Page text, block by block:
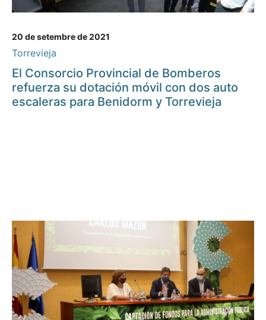
20 de setembre de 2021
Torrevieja
El Consorcio Provincial de Bomberos
refuerza su dotación móvil con dos auto
escaleras para Benidorm y Torrevieja